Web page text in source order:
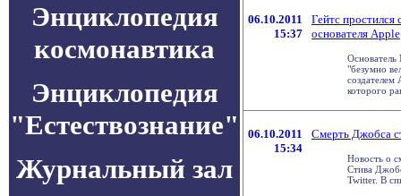
Энциклопедия
космонавтика
Энциклопедия
"Естествознание"
Журнальный зал
06.10.2011
15:37
Гейтс
основателя Apple
Основатель
"безумно
которого
06.10.2011
15:34
Смерть Джобса
Новость о
Стива
Twitter. В